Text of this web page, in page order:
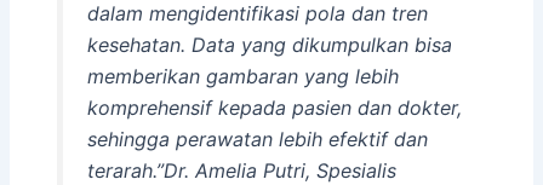
dalam mengidentifikasi pola dan tren
kesehatan. Data yang dikumpulkan bisa
memberikan gambaran yang lebih
komprehensif kepada pasien dan dokter,
sehingga perawatan lebih efektif dan
terarah.”Dr. Amelia Putri, Spesialis